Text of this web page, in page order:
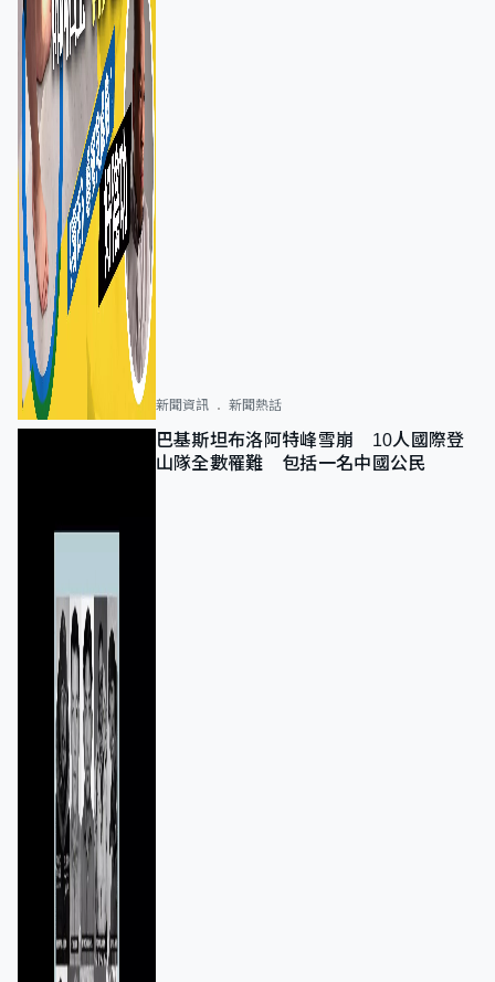
新聞資訊 新聞熱話
巴基斯坦布洛阿特峰雪崩 10人國際登
山隊全數罹難 包括一名中國公民